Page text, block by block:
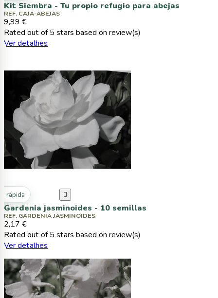
Kit Siembra - Tu propio refugio para abejas
REF. CAJA-ABEJAS
9,99 €
Rated out of 5 stars based on review(s)
Ver detalhes
rápida 
Gardenia jasminoides - 10 semillas
REF. GARDENIA JASMINOIDES
2,17 €
Rated out of 5 stars based on review(s)
Ver detalhes